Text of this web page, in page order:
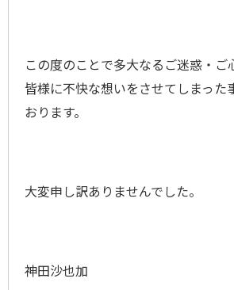
この度のことで多大なるご迷惑・ご
皆様に不快な想いをさせてしまった
おります。
大変申し訳ありませんでした。
神田沙也加